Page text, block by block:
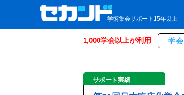
学術集会サポート15年以上
1,000学会以上が利用
サポート実績